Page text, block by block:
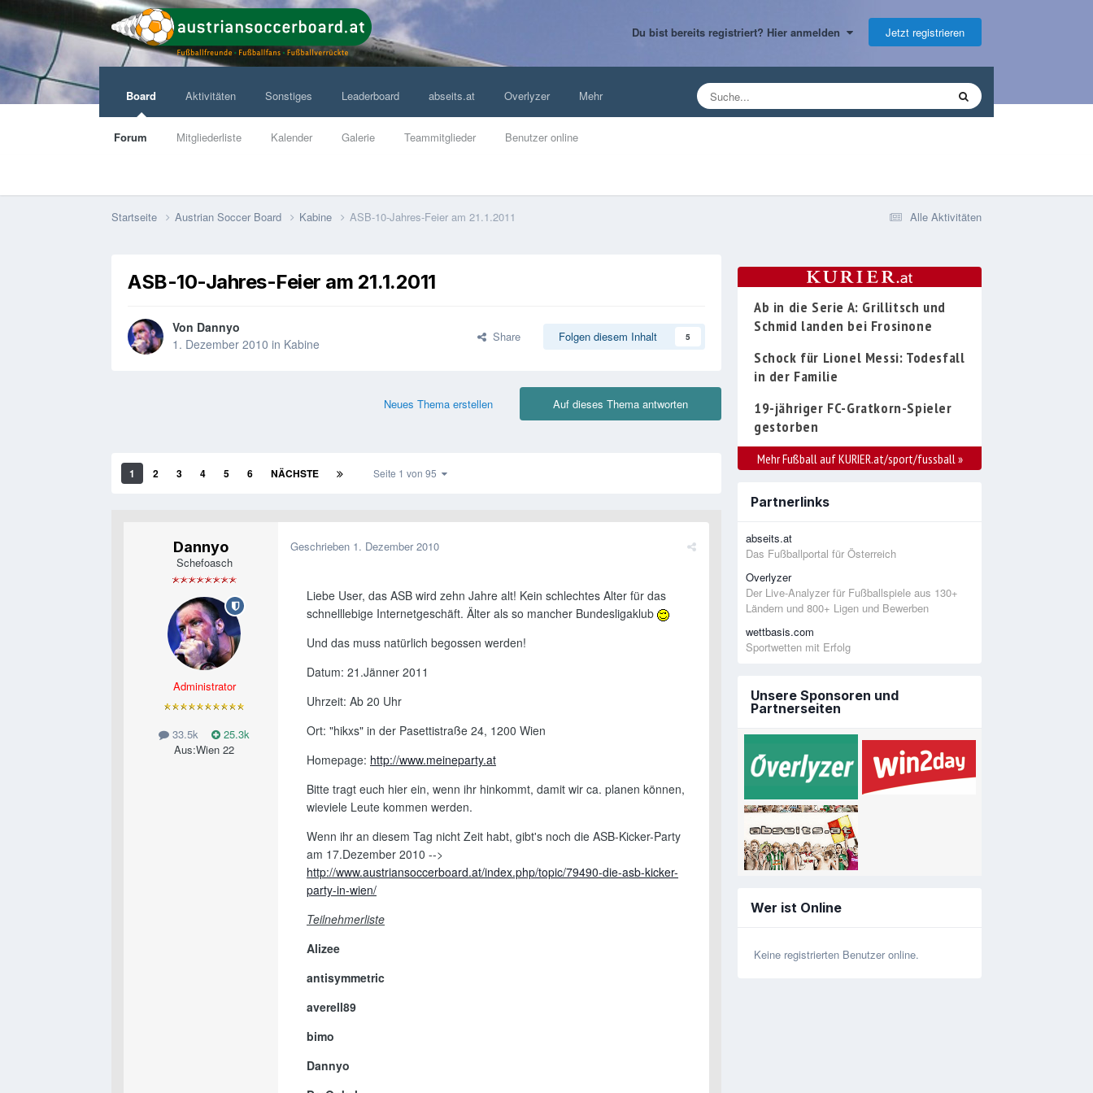
Du bist bereits registriert? Hier anmelden Jetzt registrieren
Board
Forum Mitgliederliste Kalender Galerie Teammitglieder Benutzer online
Aktivitäten Sonstiges Leaderboard abseits.at Overlyzer Mehr
Alle Aktivitäten
Startseite Austrian Soccer Board Kabine ASB-10-Jahres-Feier am 21.1.2011
ASB-10-Jahres-Feier am 21.1.2011
Von Dannyo
1. Dezember 2010 in Kabine Share Folgen diesem Inhalt 5
Auf dieses Thema antworten
Neues Thema erstellen
1 2 3 4 5 6 NÄCHSTE Seite 1 von 95
Dannyo
Schefoasch
Administrator
33.5k
25.3k
Aus:Wien 22
Geschrieben 1. Dezember 2010
Liebe User, das ASB wird zehn Jahre alt! Kein schlechtes Alter für das
schnelllebige Internetgeschäft. Älter als so mancher Bundesligaklub
Und das muss natürlich begossen werden!
Datum: 21.Jänner 2011
Uhrzeit: Ab 20 Uhr
Ort: "hikxs" in der Pasettistraße 24, 1200 Wien
Homepage: http://www.meineparty.at
Bitte tragt euch hier ein, wenn ihr hinkommt, damit wir ca. planen können,
wieviele Leute kommen werden.
Wenn ihr an diesem Tag nicht Zeit habt, gibt's noch die ASB-Kicker-Party
am 17.Dezember 2010 -->
http://www.austriansoccerboard.at/index.php/topic/79490-die-asb-kicker-
party-in-wien/
Teilnehmerliste
Alizee
antisymmetric
averell89
bimo
Dannyo
Ab in die Serie A: Grillitsch und
Schmid landen bei Frosinone
Schock für Lionel Messi: Todesfall
in der Familie
19-jähriger FC-Gratkorn-Spieler
gestorben
Mehr Fußball auf KURIER.at/sport/fussball »
Partnerlinks
abseits.at
Das Fußballportal für Österreich
Overlyzer
Der Live-Analyzer für Fußballspiele aus 130+
Ländern und 800+ Ligen und Bewerben
wettbasis.com
Sportwetten mit Erfolg
Unsere Sponsoren und
Partnerseiten
Wer ist Online
Keine registrierten Benutzer online.